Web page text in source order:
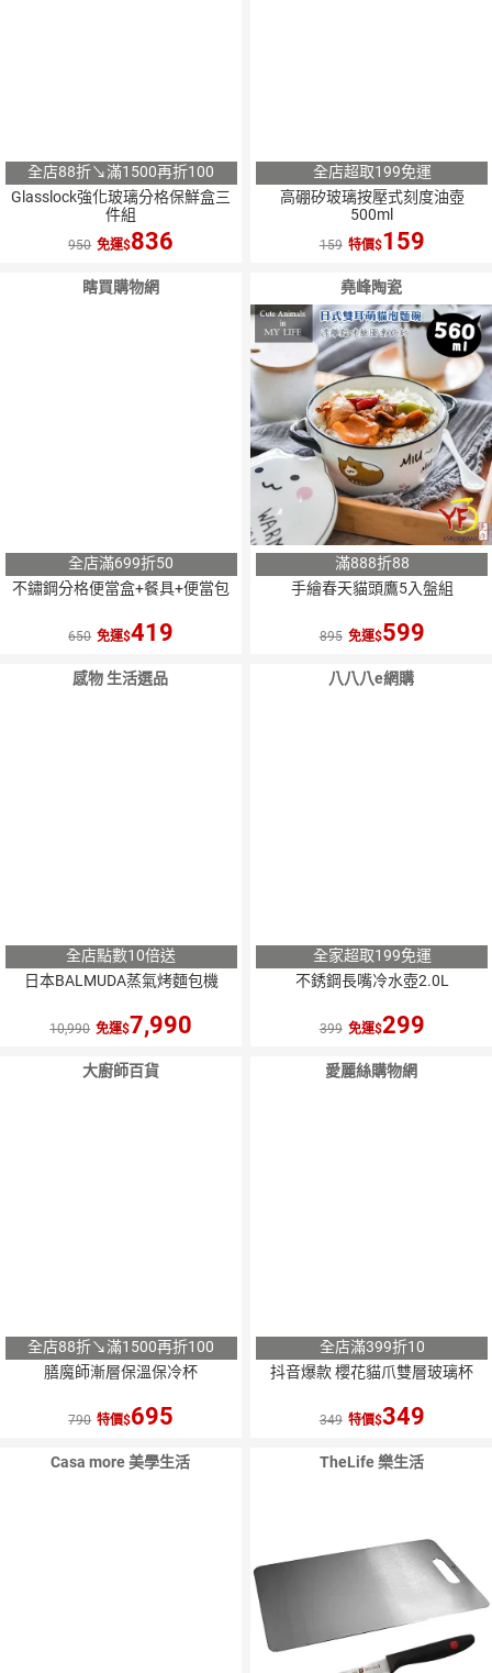
全店88折↘滿1500再折100
Glasslock強化玻璃分格保鮮盒三
件組
950 免運 836
全店超取199免運
高硼矽玻璃按壓式刻度油壺
500ml
159 特價 159
瞎買購物網
全店滿699折50
不鏽鋼分格便當盒+餐具+便當包
650 免運 419
堯峰陶瓷
滿888折88
手繪春天貓頭鷹5入盤組
895 免運 599
感物 生活選品
全店點數10倍送
日本BALMUDA蒸氣烤麵包機
10,990 免運 7,990
八八八e網購
全家超取199免運
不銹鋼長嘴冷水壺2.0L
399 免運 299
大廚師百貨
全店88折↘滿1500再折100
膳魔師漸層保溫保冷杯
790 特價 695
愛麗絲購物網
全店滿399折10
抖音爆款 櫻花貓爪雙層玻璃杯
349 特價 349
Casa more 美學生活 TheLife 樂生活